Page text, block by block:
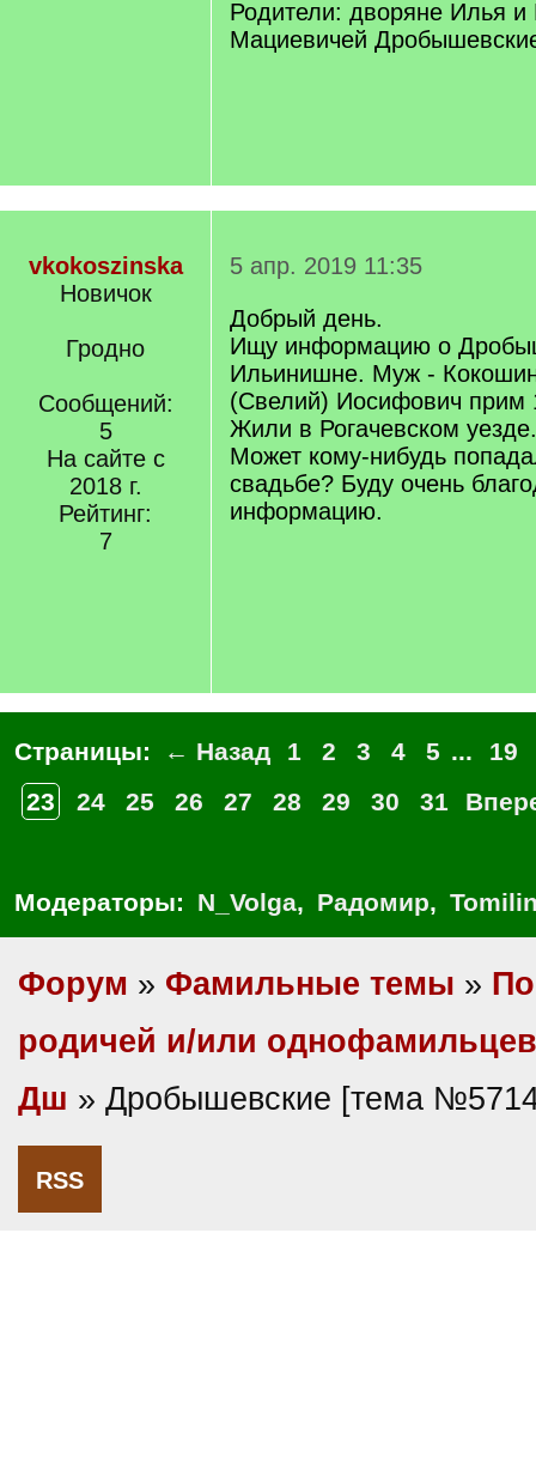
Родители: дворяне Илья и
Мациевичей
vkokoszinska
Новичок
Гродно
Сообщений:
5
На сайте с
2018 г.
Рейтинг:
7
5 апр. 2019 11:35
Добрый день.
Ищу информацию о
Ильинишне. Муж -
(Свелий) Иосифович прим
Жили в Рогачевском уезде.
Может кому-нибудь
свадьбе? Буду очень
информацию.
Страницы: ← Назад 1 2 3 4 5 ...
19
23
24 25 26 27 28 29 30 31
Модераторы: N_Volga, Радомир,
Форум » Фамильные темы »
родичей и/или однофамильцев
Дш » Дробышевские [тема
RSS